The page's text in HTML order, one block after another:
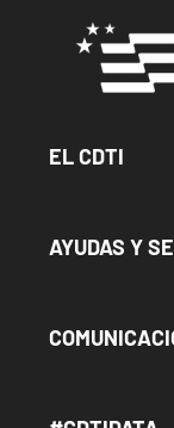
Image
Menu Footer
EL CDTI
Menu Footer
AYUDAS Y
Menu Footer
Menú Footer